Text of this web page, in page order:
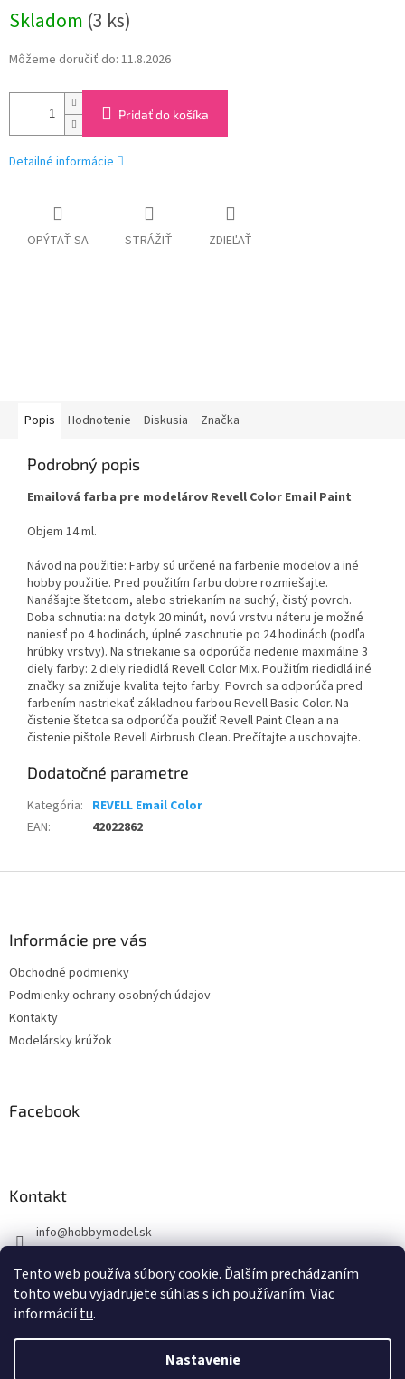
Tento web používa súbory cookie. Ďalším prechádzaním
tohto webu vyjadrujete súhlas s ich používaním. Viac
informáciítu.
Nastavenie
cena:
Skladom (3 ks)
Môžeme doručiť do: 11.8.2026
Pridať do košíka
Detailné informácie
OPÝTAŤ SA STRÁŽIŤ ZDIEĽAŤ
Popis Hodnotenie Diskusia Značka
Podrobný popis
Emailová farba pre modelárov Revell Color Email Paint
Objem 14 ml.
Návod na použitie: Farby sú určené na farbenie modelov a iné
hobby použitie. Pred použitím farbu dobre rozmiešajte.
Nanášajte štetcom, alebo striekaním na suchý, čistý povrch.
Doba schnutia: na dotyk 20 minút, novú vrstvu náteru je možné
naniesť po 4 hodinách, úplné zaschnutie po 24 hodinách (podľa
hrúbky vrstvy). Na striekanie sa odporúča riedenie maximálne 3
diely farby: 2 diely riedidlá Revell Color Mix. Použitím riedidlá iné
značky sa znižuje kvalita tejto farby. Povrch sa odporúča pred
farbením nastriekať základnou farbou Revell Basic Color. Na
čistenie štetca sa odporúča použiť Revell Paint Clean a na
čistenie pištole Revell Airbrush Clean. Prečítajte a uschovajte.
Dodatočné parametre
Kategória: REVELL Email Color
EAN: 42022862
Informácie pre vás
Obchodné podmienky
Podmienky ochrany osobných údajov
Kontakty
Modelársky krúžok
Facebook
Kontakt
info@hobbymodel.sk
https://www.facebook.com/skhobbymodel
Vytvoril Shoptet